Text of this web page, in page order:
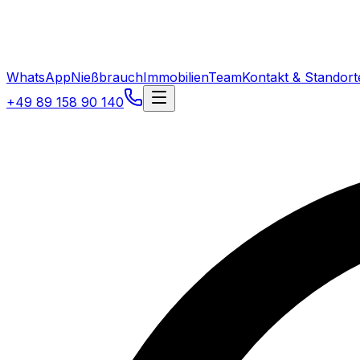
WhatsAppNießbrauchImmobilienTeamKontakt &
+49 89 158 90 140